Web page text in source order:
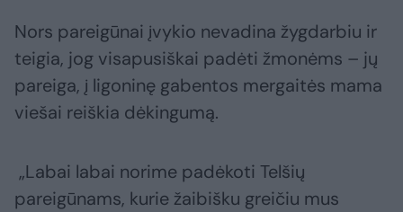
Nors pareigūnai įvykio nevadina žygdarbiu ir
teigia, jog visapusiškai padėti žmonėms – jų
pareiga, į ligoninę gabentos mergaitės mama
viešai reiškia dėkingumą.
„Labai labai norime padėkoti Telšių
pareigūnams, kurie žaibišku greičiu mus